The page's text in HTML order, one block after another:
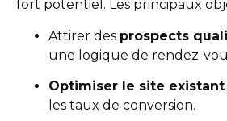
fort potentiel. Les principaux
Attirer des prospects
une logique de rendez-
Optimiser le site existant
les taux de conversion.